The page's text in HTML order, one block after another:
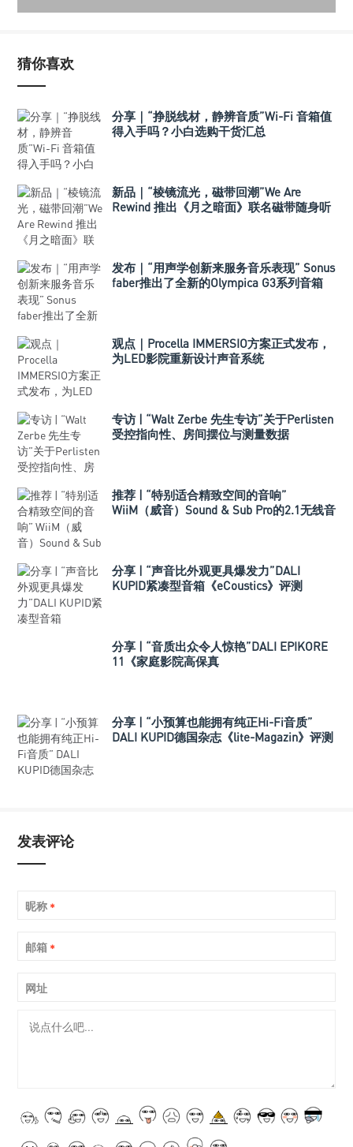
猜你喜欢
分享｜“挣脱线材，静辨音质”Wi-Fi 音箱值
得入手吗？小白选购干货汇总
新品｜“棱镜流光，磁带回潮”We Are
Rewind 推出《月之暗面》联名磁带随身听
发布｜“用声学创新来服务音乐表现” Sonus
faber推出了全新的Olympica G3系列音箱
观点｜Procella IMMERSIO方案正式发布，
为LED影院重新设计声音系统
专访 | “Walt Zerbe 先生专访”关于Perlisten
受控指向性、房间摆位与测量数据
推荐 | “特别适合精致空间的音响”
WiiM（威音）Sound & Sub Pro的2.1无线音
分享 | “声音比外观更具爆发力”DALI
KUPID紧凑型音箱《eCoustics》评测
分享 | “音质出众令人惊艳”DALI EPIKORE
11《家庭影院高保真
分享 | “小预算也能拥有纯正Hi-Fi音质”
DALI KUPID德国杂志《lite-Magazin》评测
发表评论
昵称 *
邮箱 *
网址